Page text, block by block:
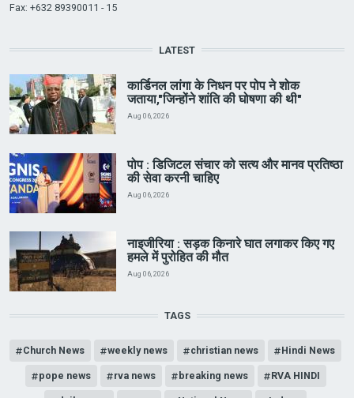
Fax: +632 89390011 - 15
LATEST
कार्डिनल लांगा के निधन पर पोप ने शोक
जताया,"जिन्होंने शांति की घोषणा की थी"
Aug 06, 2026
पोप : डिजिटल संचार को सत्य और मानव प्रतिष्ठा
की सेवा करनी चाहिए
Aug 06, 2026
नाइजीरिया : सड़क किनारे घात लगाकर किए गए
हमले में पुरोहित की मौत
Aug 06, 2026
TAGS
Church News weekly news christian news Hindi News
pope news rva news breaking news RVA HINDI